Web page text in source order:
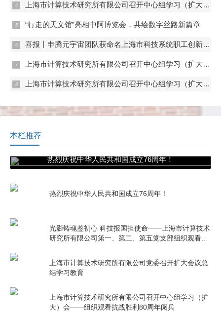
上海市计算技术研究所有限公司召开中心组学习（扩大）会——组织观看抗战胜利80周年阅兵
“行走的天文馆”亮相中阿博览会，共绘数字丝路新篇章
喜报丨申腾元宇宙团队获命名上海市科技系统职工创新工作室
上海市计算技术研究所有限公司召开中心组学习（扩大）会——专题学习内控管理
上海市计算技术研究所有限公司召开中心组学习（扩大）会——专题学习数据流通与数据合规 数据产权与公共数据授权运营
本栏推荐
热烈庆祝中华人民共和国成立76周年！
热烈庆祝中华人民共和国成立76周年！
光影铸魂鉴初心 科技报国担使命——上海市计算技术
研究所有限公司第一、第二、第五党支部组织观看电
上海市计算技术研究所有限公司党委召开扩大会议总
结学习教育
上海市计算技术研究所有限公司召开中心组学习（扩
大）会——组织观看抗战胜利80周年阅兵